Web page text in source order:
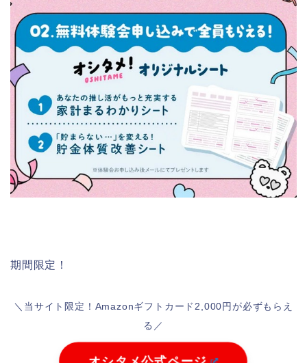
期間限定！
＼当サイト限定！Amazonギフトカード2,000円が必ずもらえ
る／